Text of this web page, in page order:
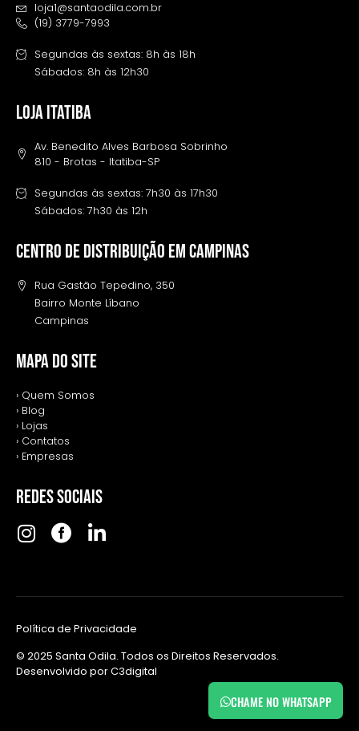
loja1@santaodila.com.br
(19) 3779-7993
Segundas às sextas: 8h às 18h
Sábados: 8h às 12h30
LOJA ITATIBA
Av. Benedito Alves Barbosa Sobrinho
810 - Brotas - Itatiba-SP
Segundas às sextas: 7h30 às 17h30
Sábados: 7h30 às 12h
Centro de distribuição em campinas
Rua Gastão Tepedino, 350
Bairro Monte Líbano
Campinas
MAPA DO SITE
› Quem Somos
› Blog
› Lojas
› Contatos
› Empresas
REDES SOCIAIS
Política de Privacidade
© 2025 Santa Odila. Todos os Direitos Reservados.
Desenvolvido porC3digital
CHAME NO WHATSAPP